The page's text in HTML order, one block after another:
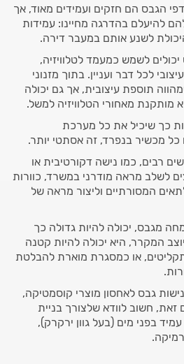
הגבס הם חזקים ועמידים מאוד, אך
להיעלם בהדרגה מחיינו: עמידות
לשנע אותם במעבר דירה.
יכולים לשמש כמעמד לטלוויזיה,
לכל דבר ועניין. בתוך מזנוני
תוספת עיצובית, אך גם יכולה
מותקנת מאחורי הטלוויזיה למשל.
כך שיכיל את כל מערכת
כל מכשיר בנפרד, זה אסתטי יותר.
רבים, כמו נישה דקורטיבית או
לשלב מראה מודרני במשרד, כוורות
המסורתיים וליצור מראה של
מגבס, יכולה להיות גדולה כך
המקרר, היא יכולה להיות קטנה
או כמסגרת מוארת להבלטת
גבס לאחסון מוצרי קוסמטיקה,
זאת, חשוב לוודא שלצורך בניית
בפני מים (בעל גוון ירקרק),